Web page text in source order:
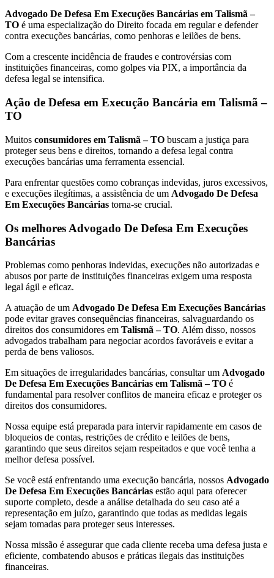
Advogado De Defesa Em Execuções Bancárias em Talismã –
TO é uma especialização do Direito focada em regular e defender
contra execuções bancárias, como penhoras e leilões de bens.
Com a crescente incidência de fraudes e controvérsias com
instituições financeiras, como golpes via PIX, a importância da
defesa legal se intensifica.
Ação de Defesa em Execução Bancária em Talismã –
TO
Muitos consumidores em Talismã – TO buscam a justiça para
proteger seus bens e direitos, tornando a defesa legal contra
execuções bancárias uma ferramenta essencial.
Para enfrentar questões como cobranças indevidas, juros excessivos,
e execuções ilegítimas, a assistência de um Advogado De Defesa
Em Execuções Bancárias torna-se crucial.
Os melhores Advogado De Defesa Em Execuções
Bancárias
Problemas como penhoras indevidas, execuções não autorizadas e
abusos por parte de instituições financeiras exigem uma resposta
legal ágil e eficaz.
A atuação de um Advogado De Defesa Em Execuções Bancárias
pode evitar graves consequências financeiras, salvaguardando os
direitos dos consumidores em Talismã – TO. Além disso, nossos
advogados trabalham para negociar acordos favoráveis e evitar a
perda de bens valiosos.
Em situações de irregularidades bancárias, consultar um Advogado
De Defesa Em Execuções Bancárias em Talismã – TO é
fundamental para resolver conflitos de maneira eficaz e proteger os
direitos dos consumidores.
Nossa equipe está preparada para intervir rapidamente em casos de
bloqueios de contas, restrições de crédito e leilões de bens,
garantindo que seus direitos sejam respeitados e que você tenha a
melhor defesa possível.
Se você está enfrentando uma execução bancária, nossos Advogado
De Defesa Em Execuções Bancárias estão aqui para oferecer
suporte completo, desde a análise detalhada do seu caso até a
representação em juízo, garantindo que todas as medidas legais
sejam tomadas para proteger seus interesses.
Nossa missão é assegurar que cada cliente receba uma defesa justa e
eficiente, combatendo abusos e práticas ilegais das instituições
financeiras.